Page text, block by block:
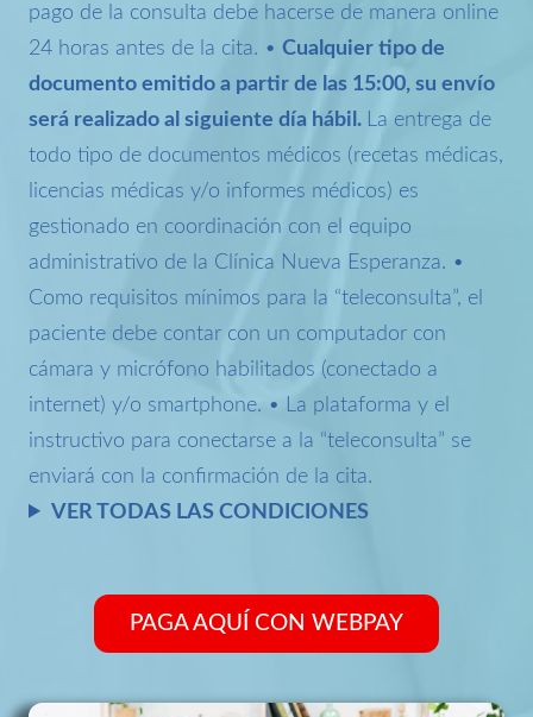
pago de la consulta debe hacerse de manera online
24 horas antes de la cita. • Cualquier tipo de
documento emitido a partir de las 15:00, su envío
será realizado al siguiente día hábil. La entrega de
todo tipo de documentos médicos (recetas médicas,
licencias médicas y/o informes médicos) es
gestionado en coordinación con el equipo
administrativo de la Clínica Nueva Esperanza. •
Como requisitos mínimos para la “teleconsulta”, el
paciente debe contar con un computador con
cámara y micrófono habilitados (conectado a
internet) y/o smartphone. • La plataforma y el
instructivo para conectarse a la “teleconsulta” se
enviará con la confirmación de la cita.
VER TODAS LAS CONDICIONES
PAGA AQUÍ CON WEBPAY